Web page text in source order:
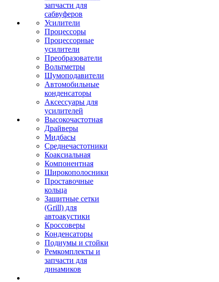
запчасти для
сабвуферов
Усилители
Процессоры
Процессорные
усилители
Преобразователи
Вольтметры
Шумоподавители
Автомобильные
конденсаторы
Аксессуары для
усилителей
Высокочастотная
Драйверы
Мидбасы
Среднечастотники
Коаксиальная
Компонентная
Широкополосники
Проставочные
кольца
Защитные сетки
(Grill) для
автоакустики
Кроссоверы
Конденсаторы
Подиумы и стойки
Ремкомплекты и
запчасти для
динамиков